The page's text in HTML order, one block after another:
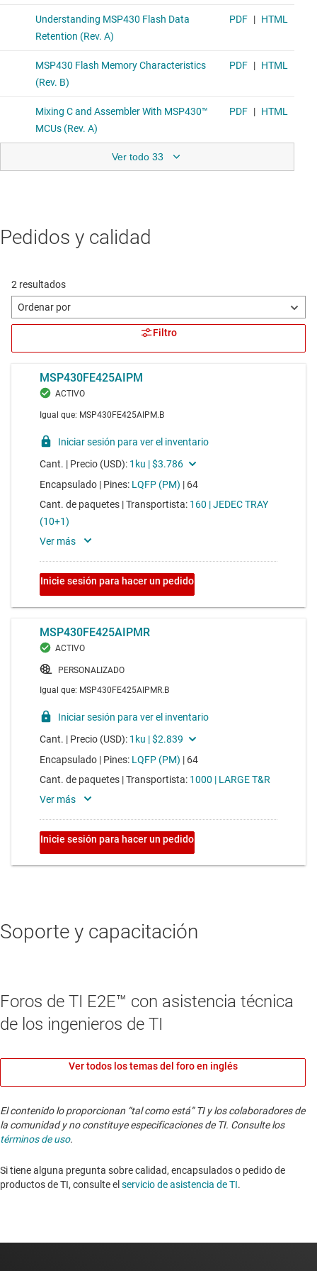
Ver todo 33
Pedidos y calidad
Soporte y capacitación
Foros de TI E2E™ con asistencia técnica
de los ingenieros de TI
Ver todos los temas del foro en inglés
El contenido lo proporcionan “tal como está” TI y los colaboradores de
la comunidad y no constituye especificaciones de TI. Consulte los
términos de uso.
Si tiene alguna pregunta sobre calidad, encapsulados o pedido de
productos de TI, consulte el servicio de asistencia de TI. ​​​​​​​​​​​​​​